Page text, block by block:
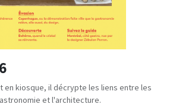
en kiosque, il décrypte les liens entre les
et l'architecture.